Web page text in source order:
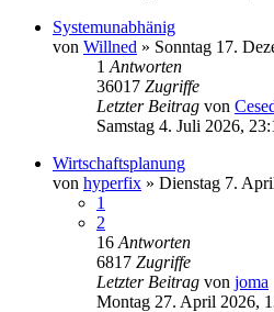
Systemunabhänig
von Willned » Sonntag 17.
1 Antworten
36017 Zugriffe
Letzter Beitrag von
Samstag 4. Juli 2026,
Wirtschaftsplanung
von hyperfix » Dienstag 7.
1
2
16 Antworten
6817 Zugriffe
Letzter Beitrag von joma
Montag 27. April 2026,